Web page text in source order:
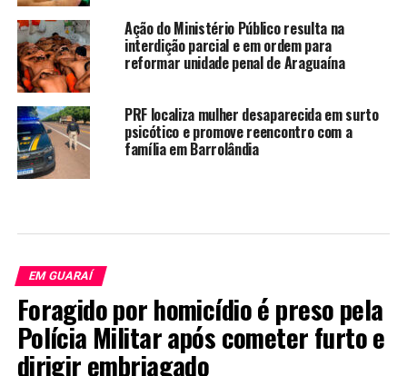
Ação do Ministério Público resulta na
interdição parcial e em ordem para
reformar unidade penal de Araguaína
PRF localiza mulher desaparecida em surto
psicótico e promove reencontro com a
família em Barrolândia
EM GUARAÍ
Foragido por homicídio é preso pela
Polícia Militar após cometer furto e
dirigir embriagado